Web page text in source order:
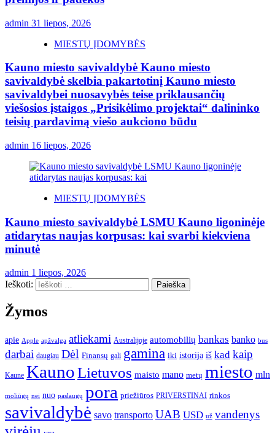
admin 31 liepos, 2026
MIESTŲ ĮDOMYBĖS
Kauno miesto savivaldybė Kauno miesto
savivaldybė skelbia pakartotinį Kauno miesto
savivaldybei nuosavybės teise priklausančių
viešosios įstaigos „Prisikėlimo projektai“ dalininko
teisių pardavimą viešo aukciono būdu
admin 16 liepos, 2026
MIESTŲ ĮDOMYBĖS
Kauno miesto savivaldybė LSMU Kauno ligoninėje
atidarytas naujas korpusas: kai svarbi kiekviena
minutė
admin 1 liepos, 2026
Ieškoti:
Žymos
apie Apple apžvalga atliekami Australijoje automobilių bankas banko bus
darbai daugiau Dėl Finansų gali gamina iki istorija iš kad kaip
Kaune KaunoLietuvos maisto mano metų miesto mln
moliūgų nei nuo paslaugų pora priežiūros PRIVERSTINAI rinkos
savivaldybė savo transporto UAB USD už vandenys